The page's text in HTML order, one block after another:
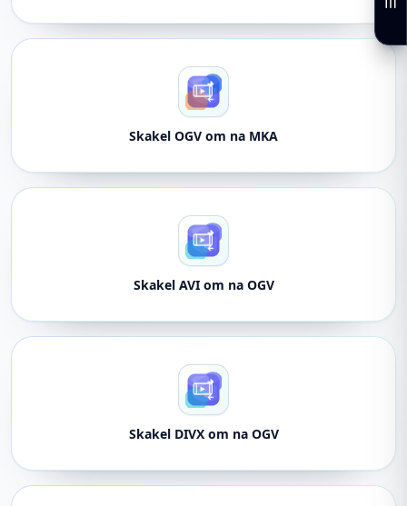
Skakel OGV om na MKA
Skakel AVI om na OGV
Skakel DIVX om na OGV